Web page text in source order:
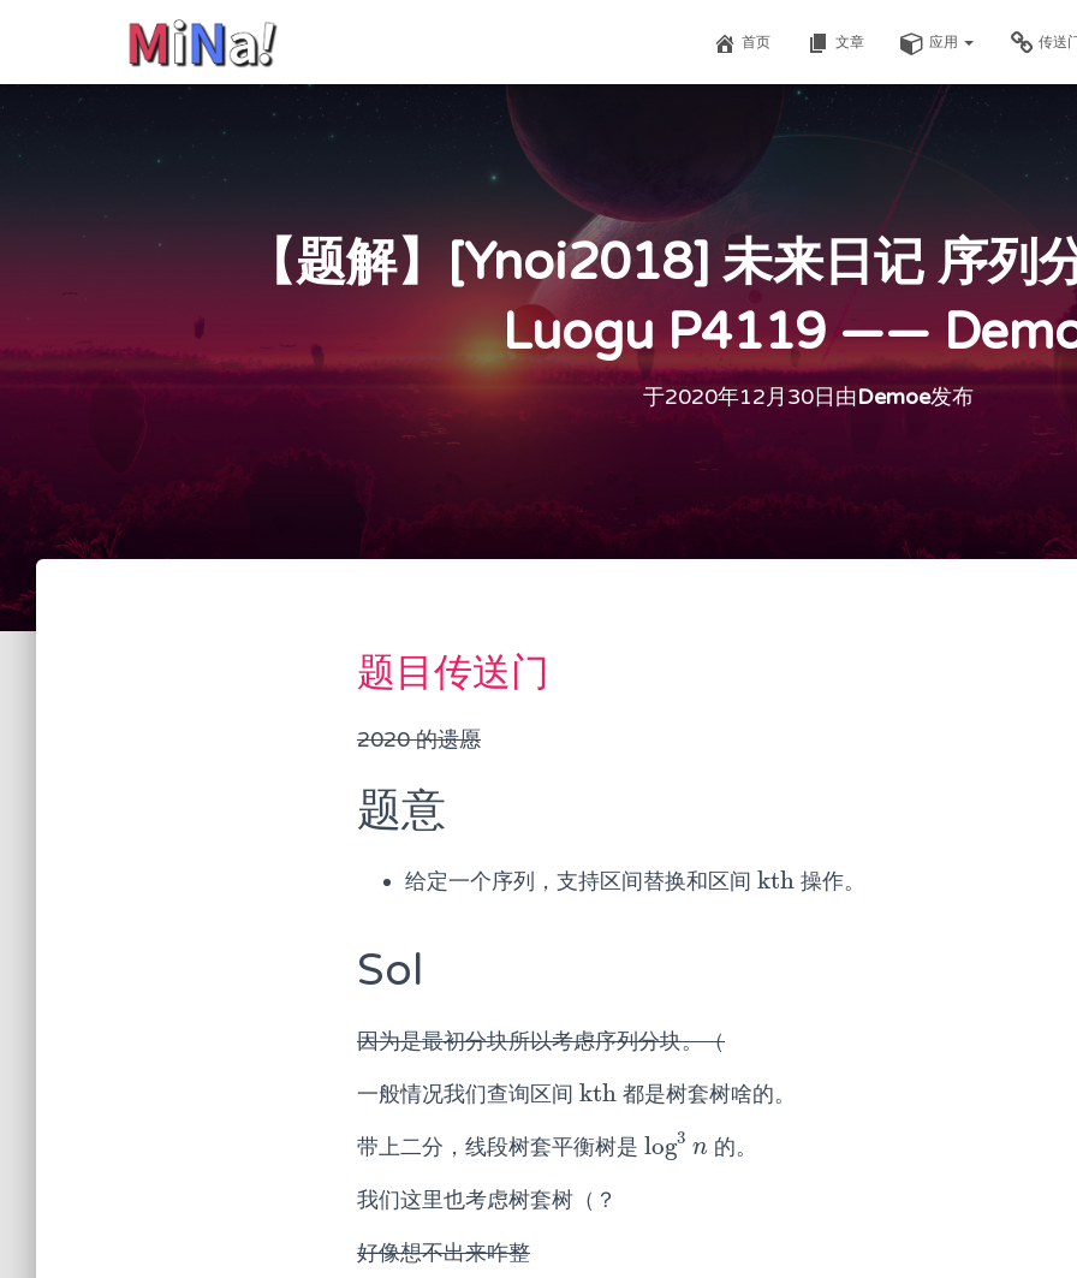
首页 文章 应用 传送
【题解】[Ynoi2018] 未来日记 序列
Luogu P4119 ——
于2020年12月30日由Demoe发布
题目传送门
2020 的遗愿
题意
给定一个序列，支持区间替换和区间 kth
kth 操作。
Sol
因为是最初分块所以考虑序列分块。（
一般情况我们查询区间 kth
kth 都是树套树啥的。
带上二分，线段树套平衡树是 log3 n
log3 n 的。
我们这里也考虑树套树（？
好像想不出来咋整